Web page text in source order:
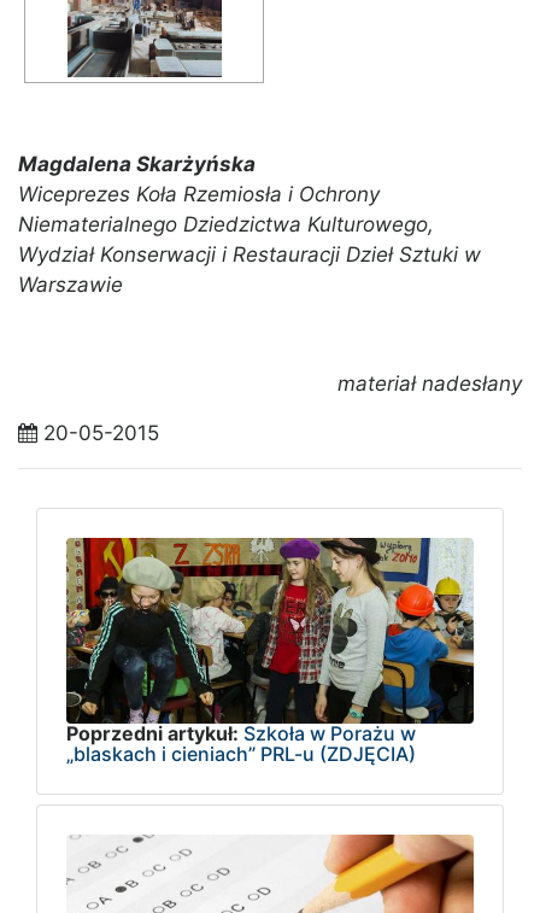
Magdalena Skarżyńska
Wiceprezes Koła Rzemiosła i Ochrony
Niematerialnego Dziedzictwa Kulturowego,
Wydział Konserwacji i Restauracji Dzieł Sztuki w
Warszawie
materiał nadesłany
20-05-2015
Poprzedni artykuł: Szkoła w Porażu w
„blaskach i cieniach” PRL-u (ZDJĘCIA)